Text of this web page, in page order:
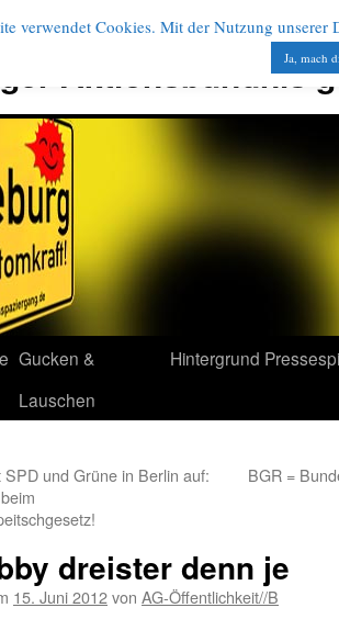
Aktionsbündnis
Gucken &
Lauschen
Hintergrund
und Grüne in Berlin auf:
BGR =
dreister denn je
15. Juni 2012von AG-Öffentlichkeit//B
verwendet Cookies. Mit der Nutzung
Ja, mach